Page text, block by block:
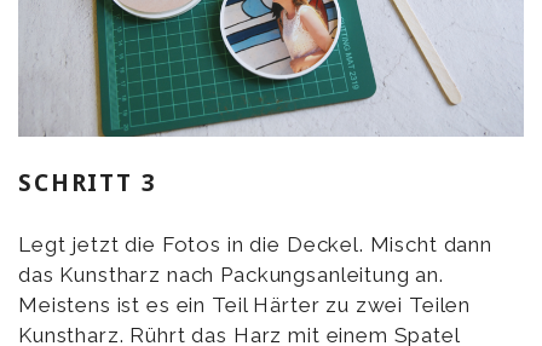
SCHRITT 3
Legt jetzt die Fotos in die Deckel. Mischt dann
das Kunstharz nach Packungsanleitung an.
Meistens ist es ein Teil Härter zu zwei Teilen
Kunstharz. Rührt das Harz mit einem Spatel